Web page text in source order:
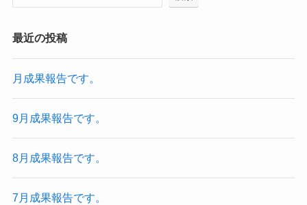
最近の投稿
月成果報告です。
9月成果報告です。
8月成果報告です。
7月成果報告です。